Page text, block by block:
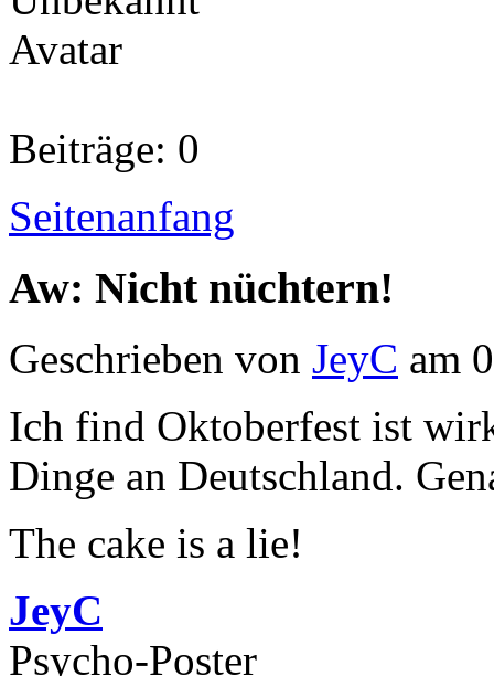
Beiträge: 0
Seitenanfang
Aw: Nicht nüchtern!
Geschrieben von JeyC am
Ich find Oktoberfest ist
Dinge an Deutschland.
The cake is a lie!
JeyC
Psycho-Poster